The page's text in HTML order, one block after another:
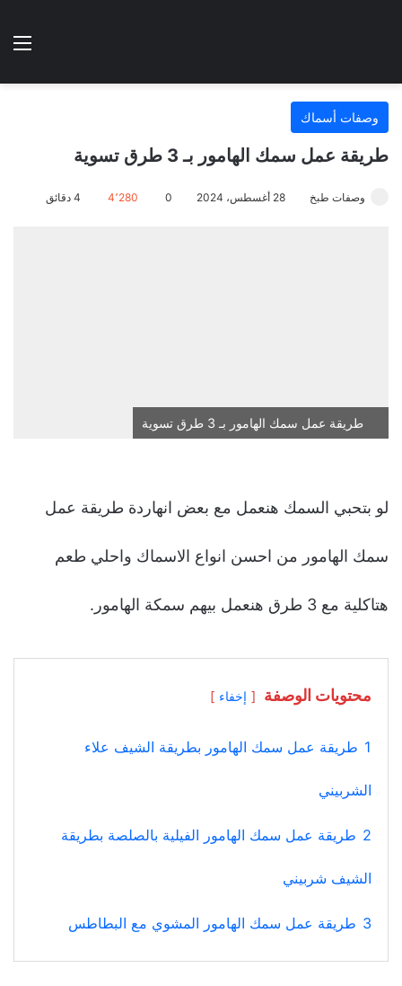
الوضع
وصفات أسماك
طريقة عمل سمك الهامور بـ 3 طرق تسوية
وصفات طبخ 28 أغسطس، 2024 0 4٬280
طريقة عمل سمك الهامور بـ 3 طرق تسوية
لو بتحبي السمك هنعمل مع بعض انهاردة طريقة عمل
سمك الهامور من احسن انواع الاسماك واحلي طعم
هتاكلية مع 3 طرق هنعمل بيهم سمكة الهامور.
محتويات الوصفة إخفاء
1 طريقة عمل سمك الهامور بطريقة الشيف علاء
الشربيني
2 طريقة عمل سمك الهامور الفيلية بالصلصة بطريقة
الشيف شربيني
3 طريقة عمل سمك الهامور المشوي مع البطاطس